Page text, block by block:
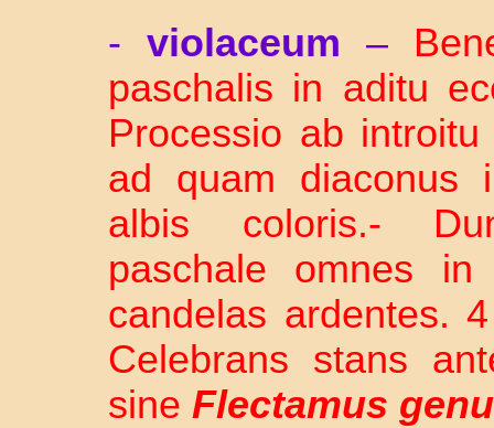
- violaceum –
paschalis in aditu
Processio ab
ad quam diaconus
albis coloris.-
paschale omnes
candelas ardentes.
Celebrans stans
sine Flectamus